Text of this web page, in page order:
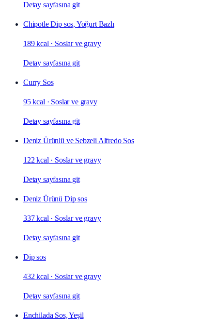
Detay sayfasına git
Chipotle Dip sos, Yoğurt Bazlı
189 kcal · Soslar ve gravy
Detay sayfasına git
Curry Sos
95 kcal · Soslar ve gravy
Detay sayfasına git
Deniz Ürünlü ve Sebzeli Alfredo Sos
122 kcal · Soslar ve gravy
Detay sayfasına git
Deniz Ürünü Dip sos
337 kcal · Soslar ve gravy
Detay sayfasına git
Dip sos
432 kcal · Soslar ve gravy
Detay sayfasına git
Enchilada Sos, Yeşil